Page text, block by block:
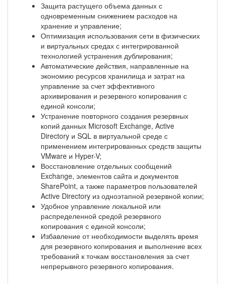
Защита растущего объема данных с
одновременным снижением расходов на
хранение и управление;
Оптимизация использования сети в физических
и виртуальных средах с интегрированной
технологией устранения дублирования;
Автоматические действия, направленные на
экономию ресурсов хранилища и затрат на
управление за счет эффективного
архивирования и резервного копирования с
единой консоли;
Устранение повторного создания резервных
копий данных Microsoft Exchange, Active
Directory и SQL в виртуальной среде с
применением интегрированных средств защиты
VMware и Hyper-V;
Восстановление отдельных сообщений
Exchange, элементов сайта и документов
SharePoint, а также параметров пользователей
Active Directory из одноэтапной резервной копии;
Удобное управление локальной или
распределенной средой резервного
копирования с единой консоли;
Избавление от необходимости выделять время
для резервного копирования и выполнение всех
требований к точкам восстановления за счет
непрерывного резервного копирования.